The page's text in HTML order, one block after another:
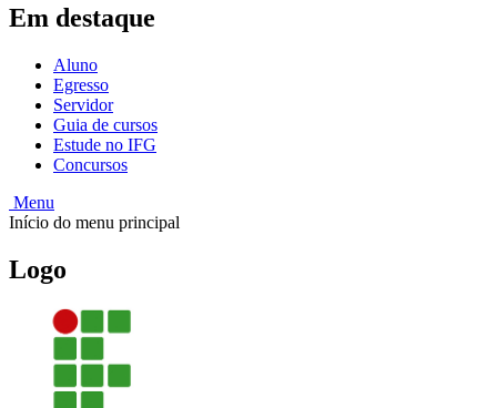
Em destaque
Aluno
Egresso
Servidor
Guia de cursos
Estude no IFG
Concursos
Menu
Início do menu principal
Logo